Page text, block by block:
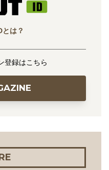
は？
登録はこちら